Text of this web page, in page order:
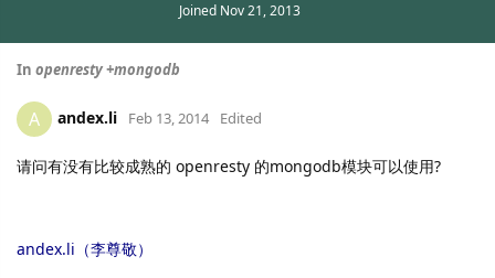
Joined Nov 21, 2013
In openresty +mongodb
A andex.li Feb 13, 2014 Edited
请问有没有比较成熟的 openresty 的mongodb模块可以使用?
andex.li （李尊敬）